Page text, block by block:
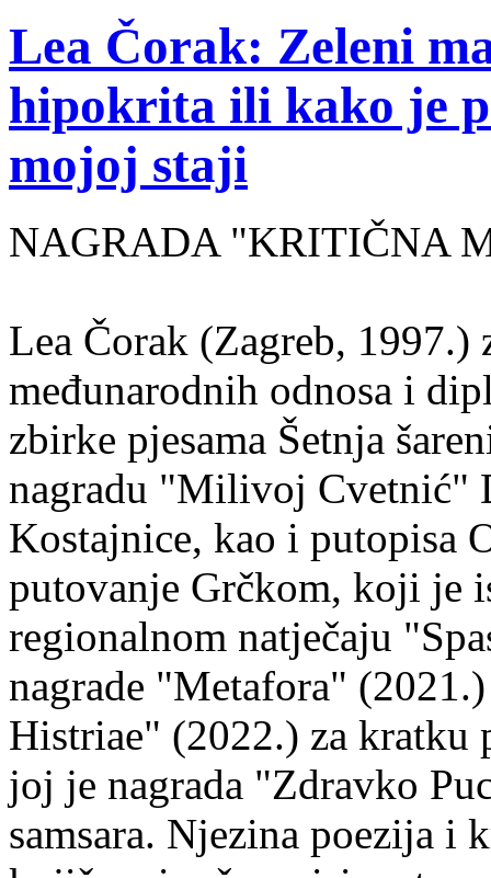
Lea Čorak: Zeleni
hipokrita ili kako je
mojoj staji
NAGRADA "KRITIČNA
Lea Čorak (Zagreb,
međunarodnih odnosa i
zbirke pjesama Šetnja
nagradu "Milivoj Cvetnić"
Kostajnice, kao i putopisa
putovanje Grčkom, koji je
regionalnom natječaju
nagrade "Metafora"
Histriae" (2022.) za kratku
joj je nagrada "Zdravko
samsara. Njezina poezija i